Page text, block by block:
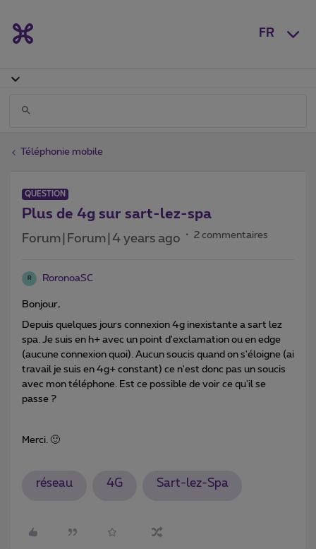
FR
Téléphonie mobile
QUESTION
Plus de 4g sur sart-lez-spa
Forum|Forum|4 years ago 2 commentaires
R RoronoaSC
Bonjour,
Depuis quelques jours connexion 4g inexistante a sart lez
spa. Je suis en h+ avec un point d'exclamation ou en edge
(aucune connexion quoi). Aucun soucis quand on s'éloigne (ai
travail je suis en 4g+ constant) ce n'est donc pas un soucis
avec mon téléphone. Est ce possible de voir ce qu'il se
passe ?
Merci. 🙂
réseau 4G Sart-lez-Spa